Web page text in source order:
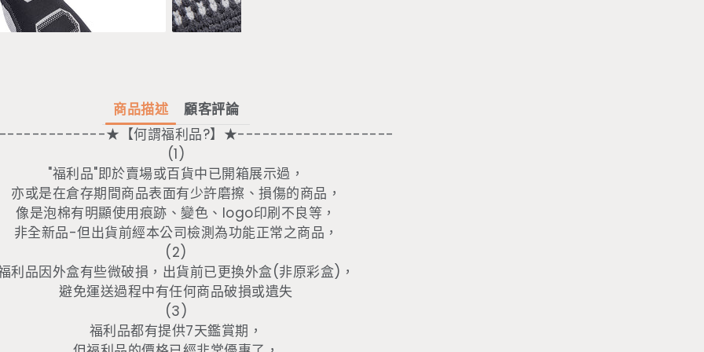
商品描述
顧客評論
★【何謂福利品?】★-------------------
(1)
"福利品"即於賣場或百貨中已開箱展示過，
亦或是在倉存期間商品表面有少許磨擦、損傷的商品，
像是泡棉有明顯使用痕跡、變色、logo印刷不良等，
非全新品-但出貨前經本公司檢測為功能正常之商品，
(2)
利品因外盒有些微破損，出貨前已更換外盒(非原彩盒)，
避免運送過程中有任何商品破損或遺失
(3)
福利品都有提供7天鑑賞期，